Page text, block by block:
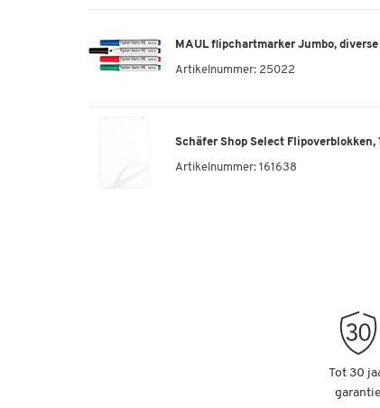
MAUL flipchartmarker Jumbo,
Artikelnummer: 25022
Schäfer Shop Select Flipoverblokken,
Artikelnummer: 161638
Tot 30
garantie